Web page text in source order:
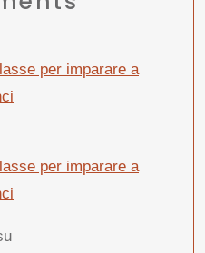
per imparare a
per imparare a